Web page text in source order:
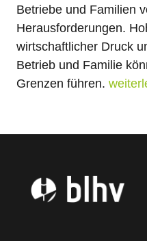
Betriebe und Familien
Herausforderungen.
wirtschaftlicher Druck
Betrieb und Familie
Grenzen führen.